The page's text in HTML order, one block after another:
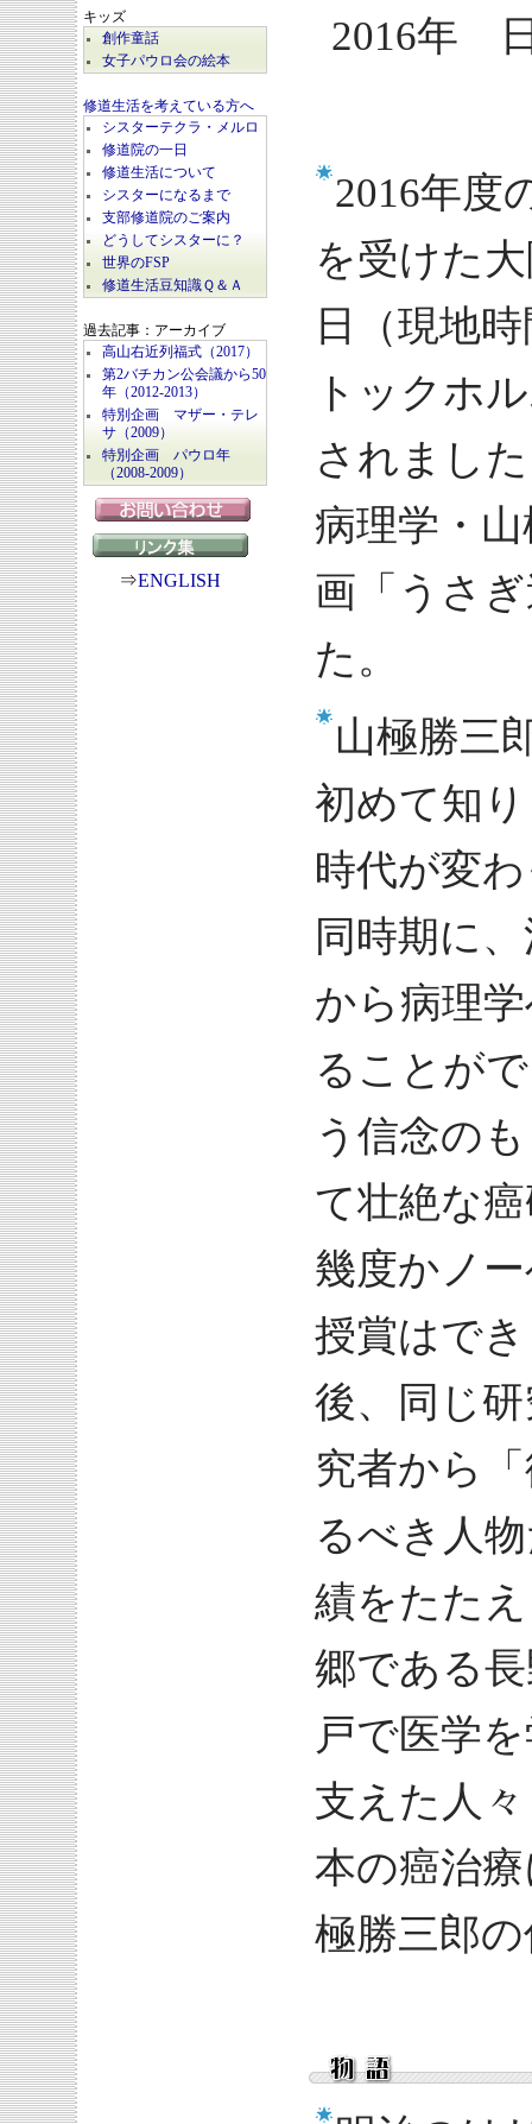
キッズ
創作童話
女子パウロ会の絵本
修道生活を考えている方へ
シスターテクラ・メルロ
修道院の一日
修道生活について
シスターになるまで
支部修道院のご案内
どうしてシスターに？
世界のFSP
修道生活豆知識Ｑ＆Ａ
過去記事：アーカイブ
高山右近列福式（2017）
第2バチカン公会議から50
年（2012-2013）
特別企画 マザー・テレ
サ（2009）
特別企画 パウロ年
（2008-2009）
⇒ENGLISH
2016年
2016年度
を受けた
日（現地
トックホ
されまし
病理学・
画「うさ
た。
山極勝三
初めて知
時代が変
同時期に
から病理
ることが
う信念の
て壮絶な
幾度かノ
授賞はで
後、同じ
究者から
るべき人
績をたた
郷である
戸で医学
支えた人
本の癌治
極勝三郎